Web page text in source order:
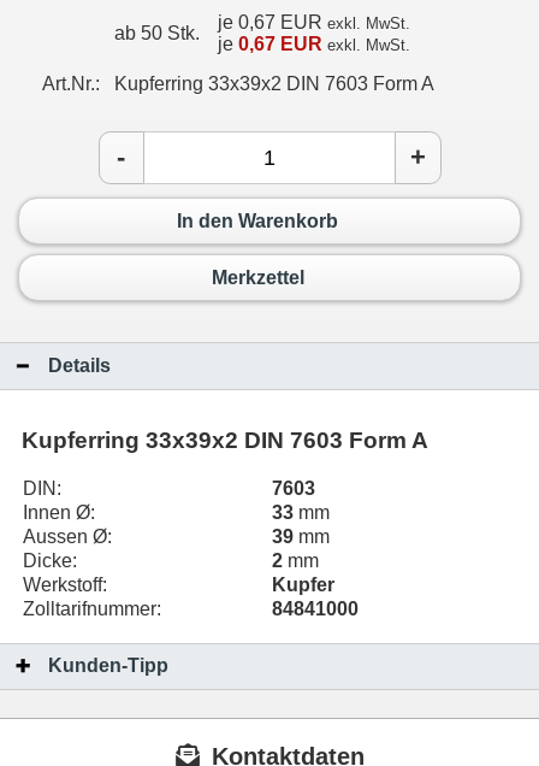
ab 50 Stk.
je 0,67 EUR exkl. MwSt.
je 0,67 EUR exkl. MwSt.
Art.Nr.: Kupferring 33x39x2 DIN 7603 Form A
- +
In den Warenkorb
Merkzettel
Details
Kupferring 33x39x2 DIN 7603 Form A
DIN:
7603
Innen Ø:
33 mm
Aussen Ø:
39 mm
Dicke:
2 mm
Werkstoff:
Kupfer
Zolltarifnummer:
84841000
Kunden-Tipp
Kontaktdaten